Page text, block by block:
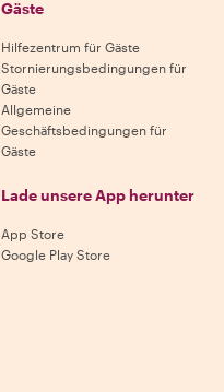
Gäste
Hilfezentrum für Gäste
Stornierungsbedingungen für
Gäste
Allgemeine
Geschäftsbedingungen für
Gäste
Lade unsere App herunter
App Store
Google Play Store